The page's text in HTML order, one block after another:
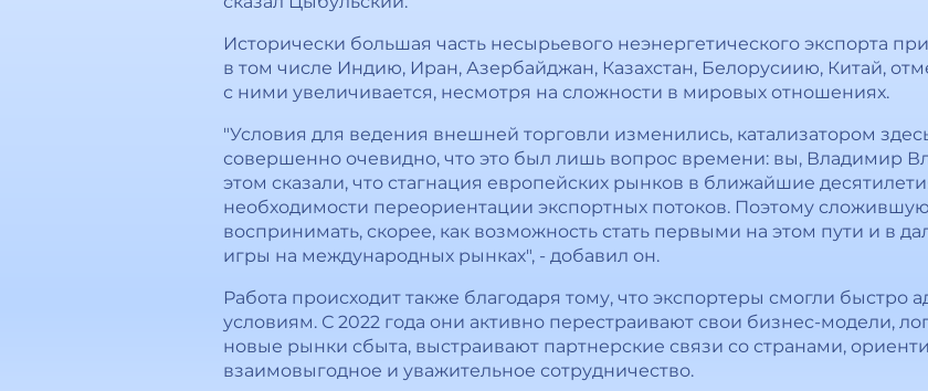
Исторически большая часть несырьевого неэнергетического экспорта
в том числе Индию, Иран, Азербайджан, Казахстан, Белорусиию, Китай,
с ними увеличивается, несмотря на сложности в мировых отношениях.
"Условия для ведения внешней торговли изменились, катализатором
совершенно очевидно, что это был лишь вопрос времени: вы, Владимир
этом сказали, что стагнация европейских рынков в ближайшие
необходимости переориентации экспортных потоков. Поэтому
воспринимать, скорее, как возможность стать первыми на этом пути и в
игры на международных рынках", - добавил он.
Работа происходит также благодаря тому, что экспортеры смогли быстро
условиям. С 2022 года они активно перестраивают свои бизнес-модели,
новые рынки сбыта, выстраивают партнерские связи со странами,
взаимовыгодное и уважительное сотрудничество.